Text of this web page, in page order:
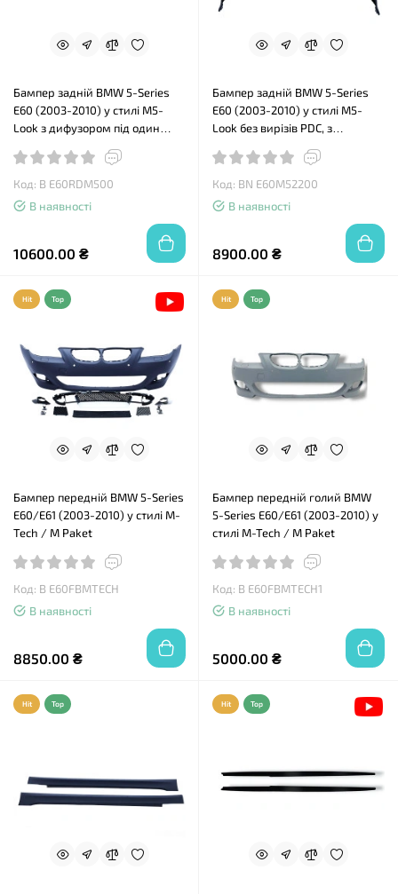
Бампер задній BMW 5-Series
E60 (2003-2010) у стилі М5-
Look з дифузором під один
без вирізів PDC, з маркуванням
всередині під PDC
Код: B E60RDM500
В наявності
10600.00 ₴
Бампер задній BMW 5-Series
E60 (2003-2010) у стилі М5-
Look без вирізів PDC, з
PDC
Код: BN E60M52200
В наявності
8900.00 ₴
Hit Top
Бампер передній BMW 5-Series
E60/E61 (2003-2010) у стилі M-
Tech / M Paket
Код: B E60FBMTECH
В наявності
8850.00 ₴
Hit Top
Бампер передній голий BMW
5-Series E60/E61 (2003-2010) у
стилі M-Tech / M Paket
Код: B E60FBMTECH1
В наявності
5000.00 ₴
Hit Top Hit Top